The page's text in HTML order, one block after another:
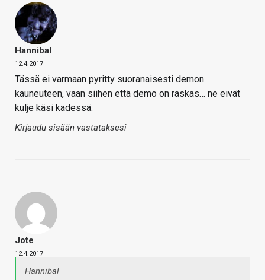
Hannibal
12.4.2017
Tässä ei varmaan pyritty suoranaisesti demon
kauneuteen, vaan siihen että demo on raskas… ne eivät
kulje käsi kädessä.
Kirjaudu sisään vastataksesi
Jote
12.4.2017
Hannibal